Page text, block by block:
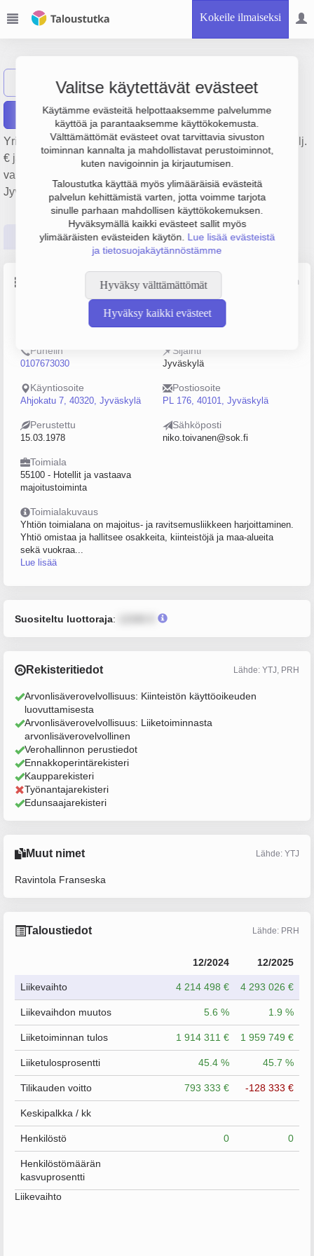
Kokeile ilmaiseksi
Valitse käytettävät evästeet
Käytämme evästeitä helpottaaksemme palvelumme
käyttöä ja parantaaksemme käyttökokemusta.
Välttämättömät evästeet ovat tarvittavia sivuston
toiminnan kannalta ja mahdollistavat perustoiminnot,
kuten navigoinnin ja kirjautumisen.
Taloustutka käyttää myös ylimääräisiä evästeitä
palvelun kehittämistä varten, jotta voimme tarjota
sinulle parhaan mahdollisen käyttökokemuksen.
Hyväksymällä kaikki evästeet sallit myös
ylimääräisten evästeiden käytön. Lue lisää evästeistä
ja tietosuojakäytännöstämme
Hyväksy välttämättömät
Hyväksy kaikki evästeet
Näytä haku Raatihotelli Oy
Raportit
Yrityksen Raatihotelli Oy liikevaihto on 4.3 milj. €, tulos 2 milj.
€ ja henkilöstömäärä 0. Sen päätoimiala on Hotellit ja
vastaava majoitustoiminta, perustamisvuosi 1978 ja sijainti
Jyväskylä. Yrityksen yhtiömuoto Osakeyhtiö (OY).
Perustiedot Tilinpäätösluvut Päättäjätiedot
Lähde: YTJ, PRH, Traficom
Henkilöstömäärä
0–4
Puhelin
0107673030
Sijainti
Jyväskylä
Käyntiosoite
Ahjokatu 7, 40320, Jyväskylä
Postiosoite
PL 176, 40101, Jyväskylä
Perustettu
15.03.1978
Sähköposti
niko.toivanen@sok.fi
Toimiala
55100 - Hotellit ja vastaava
majoitustoiminta
Toimialakuvaus
Yhtiön toimialana on majoitus- ja ravitsemusliikkeen harjoittaminen.
Yhtiö omistaa ja hallitsee osakkeita, kiinteistöjä ja maa-alueita
sekä vuokraa...
Lue lisää
Suositeltu luottoraja:
Rekisteritiedot Lähde: YTJ, PRH
Arvonlisäverovelvollisuus: Kiinteistön käyttöoikeuden
luovuttamisesta
Arvonlisäverovelvollisuus: Liiketoiminnasta
arvonlisäverovelvollinen
Verohallinnon perustiedot
Ennakkoperintärekisteri
Kaupparekisteri
Työnantajarekisteri
Edunsaajarekisteri
Muut nimet Lähde: YTJ
Ravintola Franseska
Taloustiedot Lähde: PRH
12/2024 12/2025
Liikevaihto 4 214 498 € 4 293 026 €
Liikevaihdon muutos 5.6 % 1.9 %
Liiketoiminnan tulos 1 914 311 € 1 959 749 €
Liiketulosprosentti 45.4 % 45.7 %
Tilikauden voitto 793 333 € -128 333 €
Keskipalkka / kk
Henkilöstö 0 0
Henkilöstömäärän
kasvuprosentti
Liikevaihto